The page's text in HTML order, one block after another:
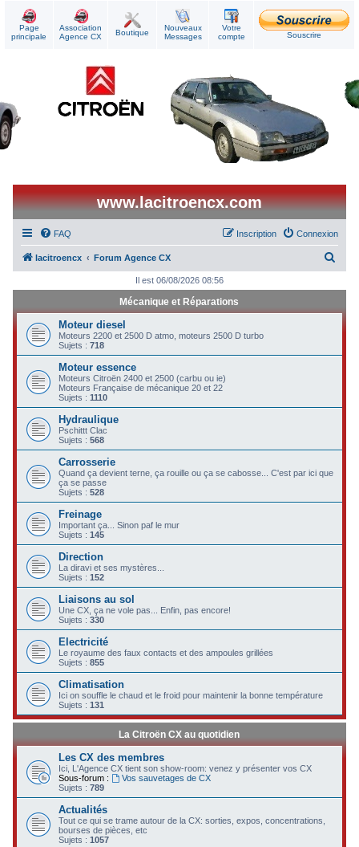
Page
principale
Association
Agence CX
Boutique
Nouveaux
Messages
Votre
compte
Souscrire
www.lacitroencx.com
FAQ Connexion
Inscription
lacitroencx Forum Agence CX
h
r
e
Il est 06/08/2026 08:56
Mécanique et Réparations
Moteur diesel
Moteurs 2200 et 2500 D atmo, moteurs 2500 D turbo
Sujets :718
Moteur essence
Moteurs Citroën 2400 et 2500 (carbu ou ie)
Moteurs Française de mécanique 20 et 22
Sujets :1110
Hydraulique
Pschittt Clac
Sujets :568
Carrosserie
Quand ça devient terne, ça rouille ou ça se cabosse... C'est par ici que
ça se passe
Sujets :528
Freinage
Important ça... Sinon paf le mur
Sujets :145
Direction
La diravi et ses mystères...
Sujets :152
Liaisons au sol
Une CX, ça ne vole pas... Enfin, pas encore!
Sujets :330
Electricité
Le royaume des faux contacts et des ampoules grillées
Sujets :855
Climatisation
Ici on souffle le chaud et le froid pour maintenir la bonne température
Sujets :131
La Citroën CX au quotidien
Les CX des membres
Ici, L'Agence CX tient son show-room: venez y présenter vos CX
Sous-forum :
Vos sauvetages de CX
Sujets :789
Actualités
Tout ce qui se trame autour de la CX: sorties, expos, concentrations,
bourses de pièces, etc
Sujets :1057